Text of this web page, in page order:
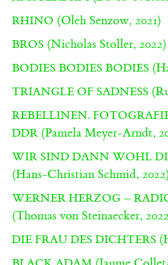
RHINO (Oleh Senzow, 2021)
BROS (Nicholas Stoller, 2022)
BODIES BODIES BODIES
TRIANGLE OF SADNESS
REBELLINEN.
DDR (Pamela Meyer-Arndt,
WIR SIND DANN WOHL
(Hans-Christian Schmid, 2022)
WERNER HERZOG –
(Thomas von Steinaecker,
DIE FRAU DES DICHTERS